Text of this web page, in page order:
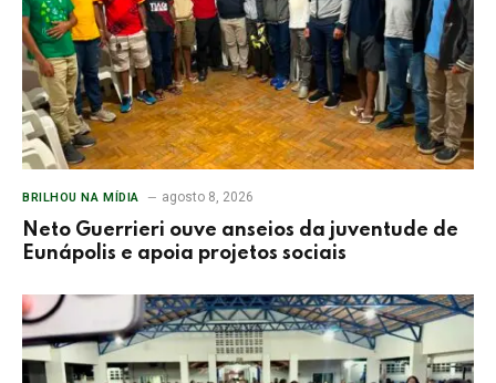
BRILHOU NA MÍDIA agosto 8, 2026
Neto Guerrieri ouve anseios da juventude de
Eunápolis e apoia projetos sociais